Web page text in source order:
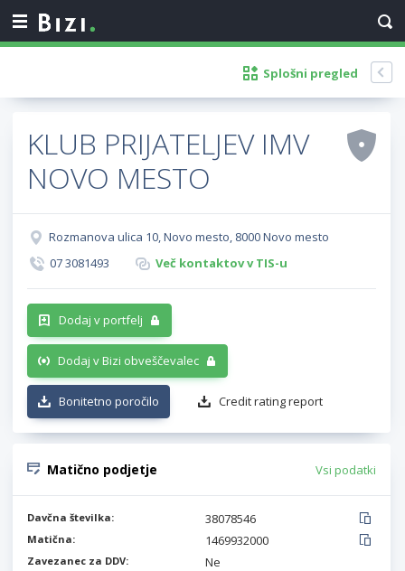
Splošni pregled
KLUB PRIJATELJEV IMV
NOVO MESTO
Rozmanova ulica 10, Novo mesto, 8000 Novo mesto
07 3081493
Več kontaktov v TIS-u
Dodaj v portfelj
Dodaj v Bizi obveščevalec
Bonitetno poročilo Credit rating report
Matično podjetje Vsi podatki
Davčna številka: 38078546
Matična: 1469932000
Zavezanec za DDV: Ne